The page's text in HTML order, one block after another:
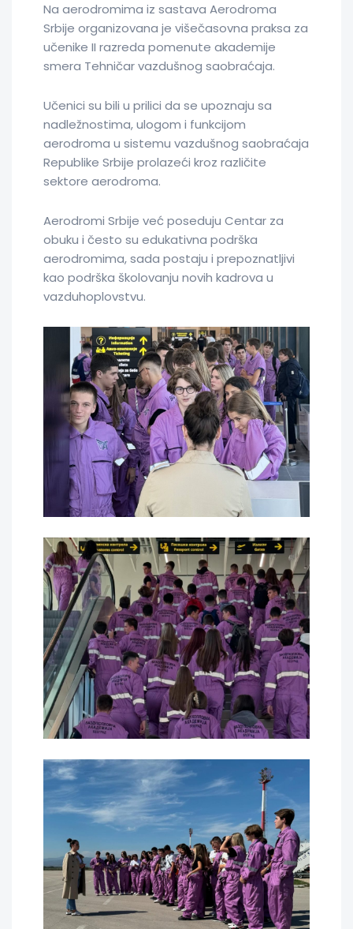
Na aerodromima iz sastava Aerodroma
Srbije organizovana je višečasovna praksa za
učenike II razreda pomenute akademije
smera Tehničar vazdušnog saobraćaja.
Učenici su bili u prilici da se upoznaju sa
nadležnostima, ulogom i funkcijom
aerodroma u sistemu vazdušnog saobraćaja
Republike Srbije prolazeći kroz različite
sektore aerodroma.
Aerodromi Srbije već poseduju Centar za
obuku i često su edukativna podrška
aerodromima, sada postaju i prepoznatljivi
kao podrška školovanju novih kadrova u
vazduhoplovstvu.